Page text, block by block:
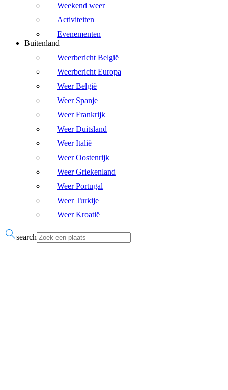
Weekend weer
Activiteiten
Evenementen
Buitenland
Weerbericht België
Weerbericht Europa
Weer België
Weer Spanje
Weer Frankrijk
Weer Duitsland
Weer Italië
Weer Oostenrijk
Weer Griekenland
Weer Portugal
Weer Turkije
Weer Kroatië
search